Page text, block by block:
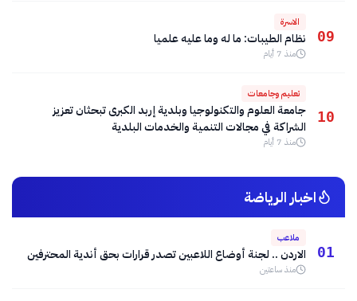
09
الاسرة
نظام الطيبات: ما له وما عليه علميا
منذ 7 أيام
10
تعليم وجامعات
جامعة العلوم والتكنولوجيا وبلدية إربد الكبرى تبحثان تعزيز
الشراكة في مجالات التنمية والخدمات البلدية
منذ 7 أيام
اخبار الرياضة
01
ملاعب
الاردن .. لجنة أوضاع اللاعبين تصدر قرارات بحق أندية المحترفين
منذ ساعتين